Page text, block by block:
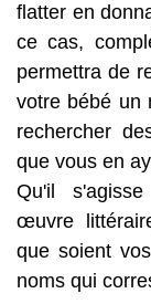
flatter en
ce cas,
permettra de
votre bébé un
rechercher
que vous en
Qu'il
œuvre
que soient
noms qui